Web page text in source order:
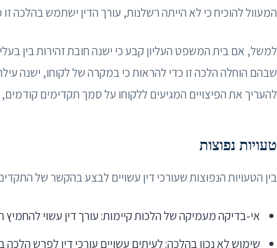
המעוול להוכיח כי לא הייתה רשלנות, עורך הדין ישתמש בהלכה
למשל, אם בית המשפט העליון קבע כי ישנה חובת זהירות בין
שבהם הוחלה הלכה זו כדי להראות כי במקרה של לקוחו, ישנה
להעריך את הפיצויים המגיעים ללקוחו על סמך תקדימים
טעויות נפוצות
בין הטעויות הנפוצות שעורכי דין עשויים לבצע בהקשר של
אי-בדיקה מעמיקה של הלכות קיימות: עורך דין עשוי
שימוש לא נכון בהלכה: לעיתים עשויים עורכי דין לפרש